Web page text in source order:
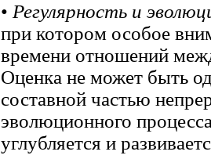
• Регулярность и
при котором особое
времени отношений
Оценка не может быть
составной частью
эволюционного
углубляется и